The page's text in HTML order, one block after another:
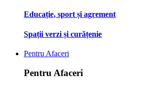
Educație, sport și agrement
Spații verzi și curățenie
Pentru Afaceri
Pentru Afaceri